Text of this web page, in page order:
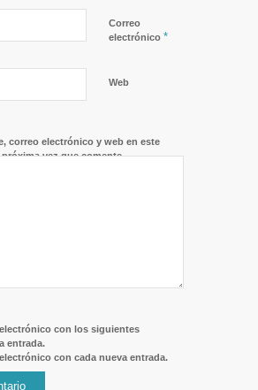
Correo
electrónico *
Web
correo electrónico y web en este
vez que comente.
con los siguientes
entrada.
con cada nueva entrada.